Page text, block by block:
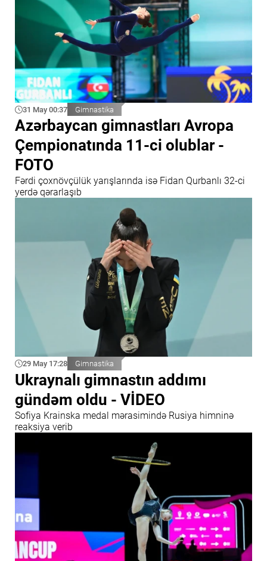
31 May 00:37 Gimnastika
Azərbaycan gimnastları Avropa
Çempionatında 11-ci olublar -
FOTO
Fərdi çoxnövçülük yarışlarında isə Fidan Qurbanlı 32-ci
yerdə qərarlaşıb
29 May 17:28 Gimnastika
Ukraynalı gimnastın addımı
gündəm oldu - VİDEO
Sofiya Krainska medal mərasimində Rusiya himninə
reaksiya verib